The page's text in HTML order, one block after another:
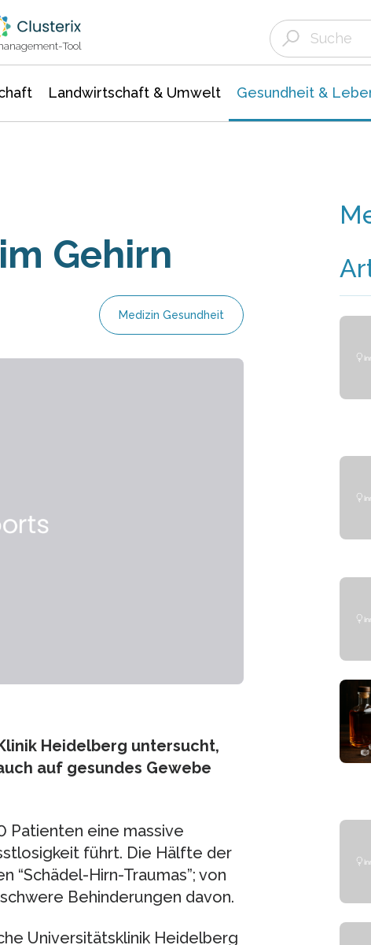
Tool
Landwirtschaft & Umwelt Gesundheit &
Gehirn
Medizin Gesundheit
Heidelberg untersucht,
auf gesundes Gewebe
Patienten eine massive
führt. Die Hälfte der
“Schädel-Hirn-Traumas”; von
Behinderungen davon.
Universitätsklinik Heidelberg